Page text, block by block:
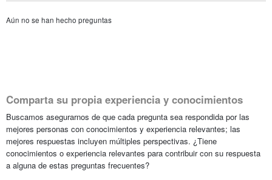
Aún no se han hecho preguntas
Comparta su propia experiencia y conocimientos
Buscamos asegurarnos de que cada pregunta sea respondida por las
mejores personas con conocimientos y experiencia relevantes; las
mejores respuestas incluyen múltiples perspectivas. ¿Tiene
conocimientos o experiencia relevantes para contribuir con su respuesta
a alguna de estas preguntas frecuentes?